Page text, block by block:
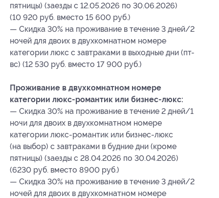
пятницы) (заезды с 12.05.2026 по 30.06.2026)
(10 920 руб. вместо 15 600 руб.)
— Скидка 30% на проживание в течение 3 дней/2
ночей для двоих в двухкомнатном номере
категории люкс с завтраками в выходные дни (пт-
вс) (12 530 руб. вместо 17 900 руб.)
Проживание в двухкомнатном номере
категории люкс-романтик или бизнес-люкс:
— Скидка 30% на проживание в течение 2 дней/1
ночи для двоих в двухкомнатном номере
категории люкс-романтик или бизнес-люкс
(на выбор) с завтраками в будние дни (кроме
пятницы) (заезды с 28.04.2026 по 30.04.2026)
(6230 руб. вместо 8900 руб.)
— Скидка 30% на проживание в течение 3 дней/2
ночей для двоих в двухкомнатном номере